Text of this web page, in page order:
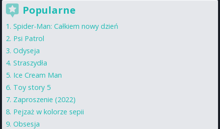
Popularne
Spider-Man: Całkiem nowy dzień
Psi Patrol
Odyseja
Straszydła
Ice Cream Man
Toy story 5
Zaproszenie (2022)
Pejzaż w kolorze sepii
Obsesja